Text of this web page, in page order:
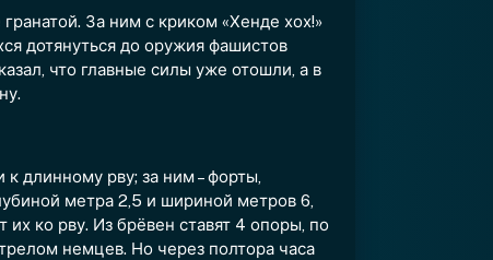
За ним с криком «Хенде хох!»
дотянуться до оружия фашистов
что главные силы уже отошли, а в
длинному рву; за ним – форты,
метра 2,5 и шириной метров 6,
ко рву. Из брёвен ставят 4 опоры, по
немцев. Но через полтора часа